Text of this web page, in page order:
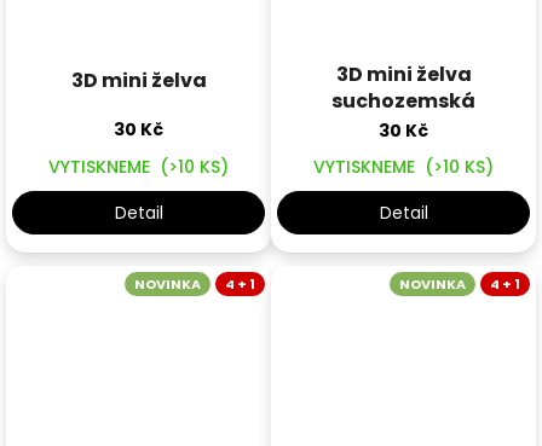
3D mini želva
30 Kč
VYTISKNEME (>10 KS)
Detail
3D mini želva
suchozemská
30 Kč
VYTISKNEME (>10 KS)
Detail
NOVINKA 4 + 1 NOVINKA 4 + 1